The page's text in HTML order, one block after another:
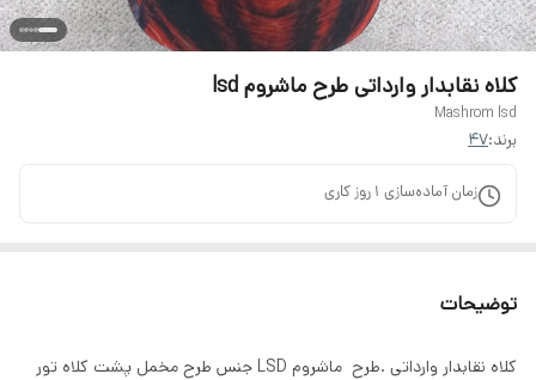
کلاه نقابدار وارداتی طرح ماشروم lsd
Mashrom lsd
برند:47
زمان آماده‌سازی 1 روز کاری
توضیحات
کلاه نقابدار وارداتی .طرح ماشروم LSD جنس طرح مخمل پشت کلاه تور